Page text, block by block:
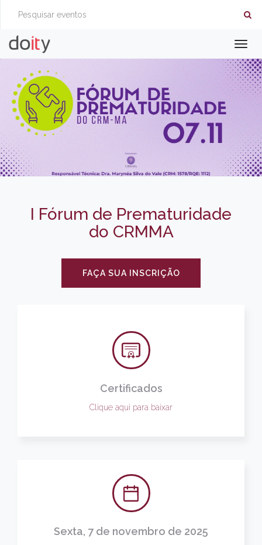
I Fórum de Prematuridade
do CRMMA
FAÇA SUA INSCRIÇÃO
Certificados
Clique aqui para baixar
Sexta, 7 de novembro de 2025